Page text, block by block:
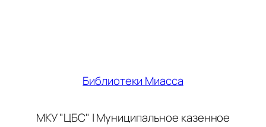
Библиотеки Миасса
МКУ "ЦБС" | Муниципальное казенное